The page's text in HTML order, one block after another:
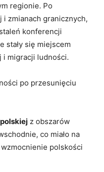
regionie. Po
zmianach granicznych,
konferencji
stały się miejscem
i migracji ludności.
po przesunięciu
z obszarów
co miało na
polskości